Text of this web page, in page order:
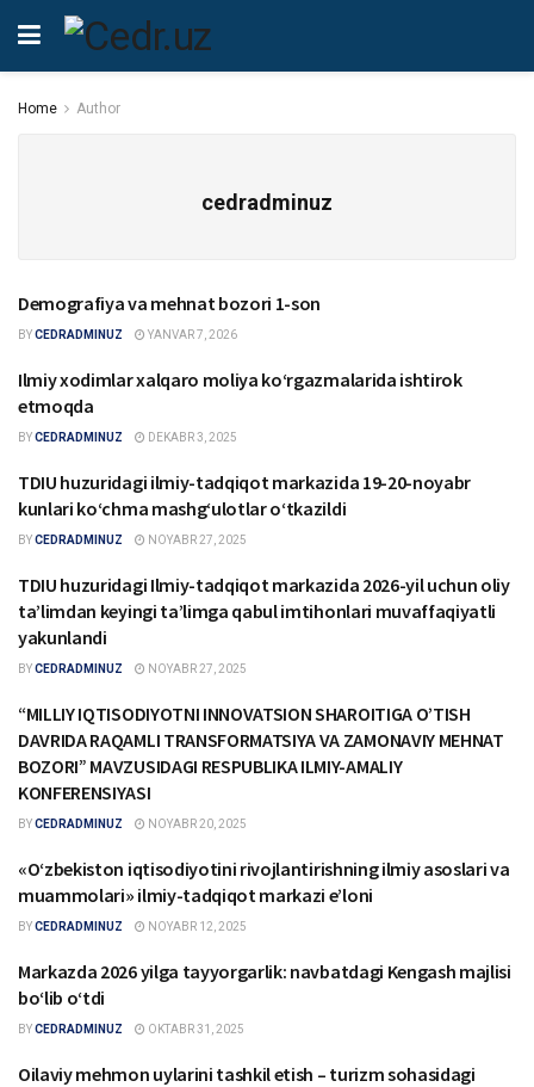
Home Author
cedradminuz
LOYIHALAR
Demografiya va mehnat bozori 1-son
BYCEDRADMINUZ YANVAR 7, 2026
YANGILIKLAR
Ilmiy xodimlar xalqaro moliya koʻrgazmalarida ishtirok
etmoqda
BYCEDRADMINUZ DEKABR 3, 2025
HAMKORLIK
TDIU huzuridagi ilmiy-tadqiqot markazida 19-20-noyabr
kunlari ko‘chma mashg‘ulotlar o‘tkazildi
BYCEDRADMINUZ NOYABR 27, 2025
YANGILIKLAR
TDIU huzuridagi Ilmiy-tadqiqot markazida 2026-yil uchun oliy
taʼlimdan keyingi taʼlimga qabul imtihonlari muvaffaqiyatli
yakunlandi
BYCEDRADMINUZ NOYABR 27, 2025
YANGILIKLAR
“MILLIY IQTISODIYOTNI INNOVATSION SHAROITIGA O’TISH
DAVRIDA RAQAMLI TRANSFORMATSIYA VA ZAMONAVIY MEHNAT
BOZORI” MAVZUSIDAGI RESPUBLIKA ILMIY-AMALIY
KONFERENSIYASI
BYCEDRADMINUZ NOYABR 20, 2025
YANGILIKLAR
«O‘zbekiston iqtisodiyotini rivojlantirishning ilmiy asoslari va
muammolari» ilmiy-tadqiqot markazi e’loni
BYCEDRADMINUZ NOYABR 12, 2025
YANGILIKLAR
Markazda 2026 yilga tayyorgarlik: navbatdagi Kengash majlisi
bo‘lib o‘tdi
BYCEDRADMINUZ OKTABR 31, 2025
MAQOLALAR
Oilaviy mehmon uylarini tashkil etish – turizm sohasidagi